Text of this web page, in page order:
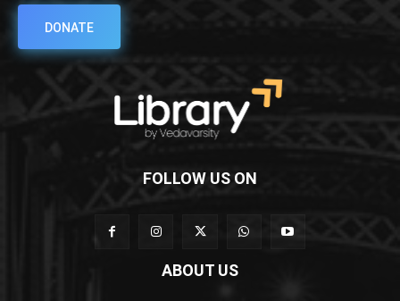
DONATE
FOLLOW US ON
ABOUT US